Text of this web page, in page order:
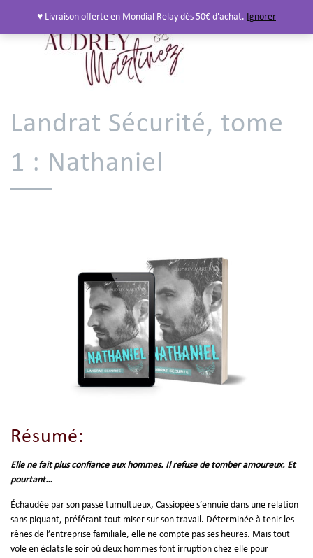
Landrat Sécurité, tome
1 : Nathaniel
Résumé:
Elle ne fait plus confiance aux hommes. Il refuse de tomber amoureux. Et
pourtant…
Échaudée par son passé tumultueux, Cassiopée s’ennuie dans une relation
sans piquant, préférant tout miser sur son travail. Déterminée à tenir les
rênes de l’entreprise familiale, elle ne compte pas ses heures. Mais tout
vole en éclats le soir où deux hommes font irruption chez elle pour
♥ Livraison offerte en Mondial Relay dès 50€ d'achat. Ignorer